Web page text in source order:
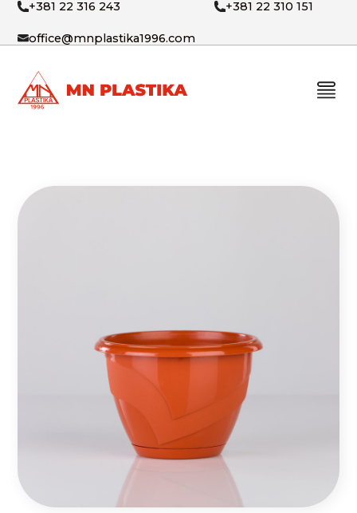
+381 22 316 243 +381 22 310 151
office@mnplastika1996.com
SRB